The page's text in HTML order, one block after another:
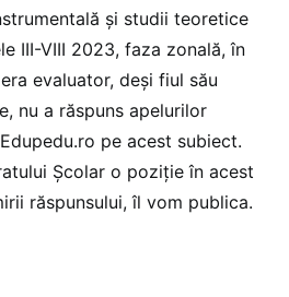
și studii teoretice
III-VIII 2023, faza zonală, în
evaluator, deși fiul său
nu a răspuns apelurilor
pe acest subiect.
Școlar o poziție în acest
răspunsului, îl vom publica.